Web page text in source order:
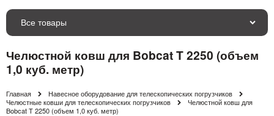
Все товары
Челюстной ковш для Bobcat T 2250 (объем
1,0 куб. метр)
Главная
Навесное оборудование для телескопических погрузчиков
Челюстные ковши для телескопических погрузчиков
Челюстной ковш для
Bobcat T 2250 (объем 1,0 куб. метр)